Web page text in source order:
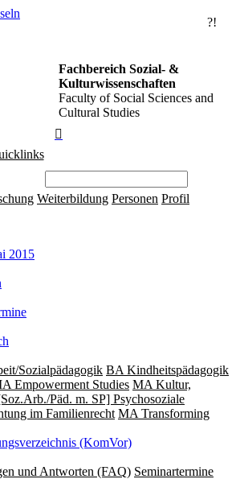
?!
Fachbereich Sozial- &
Kulturwissenschaften
Faculty of Social Sciences and
Cultural Studies

Weiterbildung Personen Profil
2015
Sozialpädagogik BA Kindheitspädagogik
Empowerment Studies MA Kultur,
Päd. m. SP] Psychosoziale
im Fami­lien­recht MA Transforming
(KomVor)
und Antworten (FAQ) Seminartermine